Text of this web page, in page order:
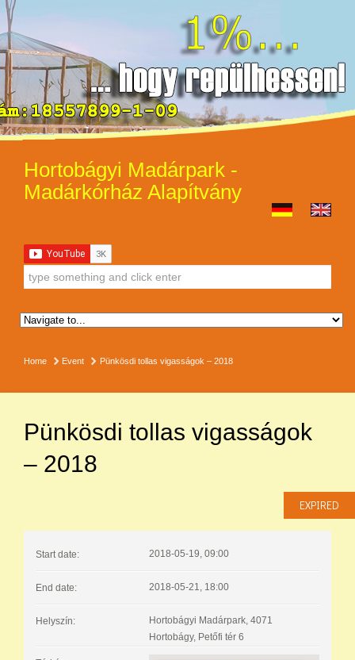
Hortobágyi Madárpark -
Madárkórház Alapítvány
Home Event Pünkösdi tollas vigasságok – 2018
Pünkösdi tollas vigasságok
– 2018
EXPIRED
Start date: 2018-05-19, 09:00
End date: 2018-05-21, 18:00
Helyszín:
Hortobágyi Madárpark, 4071
Hortobágy, Petőfi tér 6